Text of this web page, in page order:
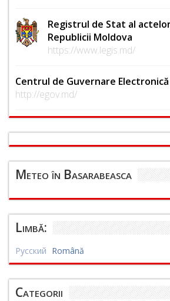
Registrul de Stat al
Republicii Moldova
https://www.legis.md/
Centrul de Guvernare Electronică
http://egov.md/
Meteo în Basarabeasca
Limbă:
Русский Română
Categorii